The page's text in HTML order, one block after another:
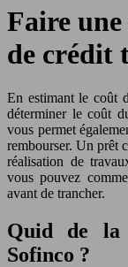
Faire
de crédit
En estimant le coût
déterminer le coût
vous permet
rembourser. Un prêt
réalisation de
vous pouvez
avant de trancher.
Quid de la
Sofinco ?